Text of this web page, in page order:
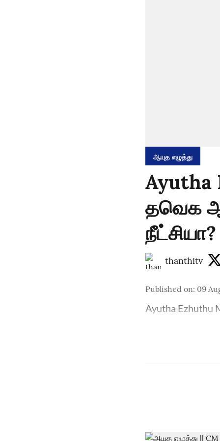
ஆயுத எழுத்து
Ayutha
தவெக
நீட்சியா?
thanthitv
Published on: 09
Ayutha Ezhuthu